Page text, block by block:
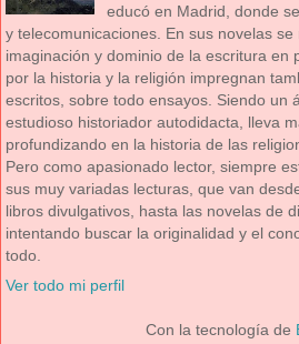
educó en Madrid, donde
y telecomunicaciones. En sus novelas
imaginación y dominio de la escritura en
por la historia y la religión impregnan
escritos, sobre todo ensayos. Siendo un
estudioso historiador autodidacta, lleva
profundizando en la historia de las
Pero como apasionado lector, siempre
sus muy variadas lecturas, que van
libros divulgativos, hasta las novelas de
intentando buscar la originalidad y el
todo.
Ver todo mi perfil
Con la tecnología de